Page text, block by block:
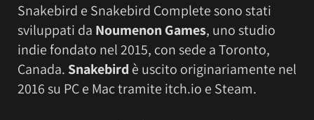
Snakebird e Snakebird Complete sono stati
sviluppati da Noumenon Games, uno studio
indie fondato nel 2015, con sede a Toronto,
Canada. Snakebird è uscito originariamente nel
2016 su PC e Mac tramite itch.io e Steam.